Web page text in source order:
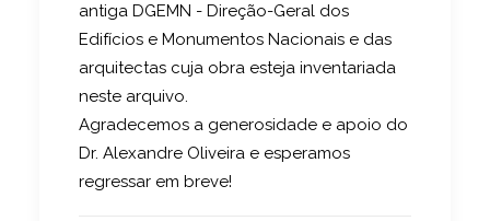
antiga DGEMN - Direção-Geral dos
Edifícios e Monumentos Nacionais e das
arquitectas cuja obra esteja inventariada
neste arquivo.
Agradecemos a generosidade e apoio do
Dr. Alexandre Oliveira e esperamos
regressar em breve!